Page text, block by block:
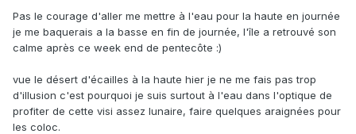
Pas le courage d'aller me mettre à l'eau pour la haute en journée
je me baquerais a la basse en fin de journée, l'île a retrouvé son
calme après ce week end de pentecôte :)
vue le désert d'écailles à la haute hier je ne me fais pas trop
d'illusion c'est pourquoi je suis surtout à l'eau dans l'optique de
profiter de cette visi assez lunaire, faire quelques araignées pour
les coloc.